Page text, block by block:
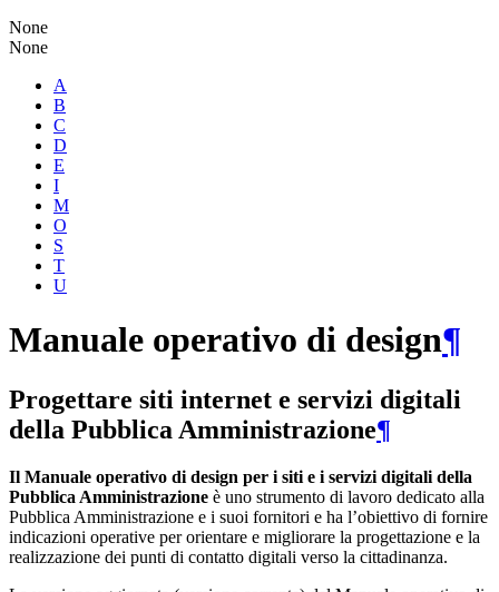
None
None
A
B
C
D
E
I
M
O
S
T
U
Manuale operativo di design¶
Progettare siti internet e servizi digitali
della Pubblica Amministrazione¶
Il Manuale operativo di design per i siti e i servizi digitali della
Pubblica Amministrazione è uno strumento di lavoro dedicato alla
Pubblica Amministrazione e i suoi fornitori e ha l’obiettivo di fornire
indicazioni operative per orientare e migliorare la progettazione e la
realizzazione dei punti di contatto digitali verso la cittadinanza.